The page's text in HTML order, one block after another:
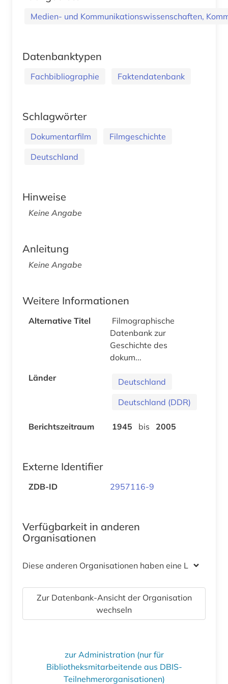
Medien- und Kommunikationswissenschaften,
Datenbanktypen
Fachbibliographie Faktendatenbank
Schlagwörter
Dokumentarfilm
Filmgeschichte
Deutschland
Hinweise
Keine Angabe
Anleitung
Keine Angabe
Weitere Informationen
Alternative Titel
Filmographische
Datenbank zur
Geschichte des
dokum...
Länder
Deutschland
Deutschland (DDR)
Berichtszeitraum 1945 bis 2005
Externe Identifier
ZDB-ID 2957116-9
Verfügbarkeit in anderen
Organisationen
Diese anderen Organisationen haben eine Lizenz
Zur Datenbank-Ansicht der Organisation
wechseln
zur Administration (nur für
Bibliotheksmitarbeitende aus DBIS-
Teilnehmerorganisationen)